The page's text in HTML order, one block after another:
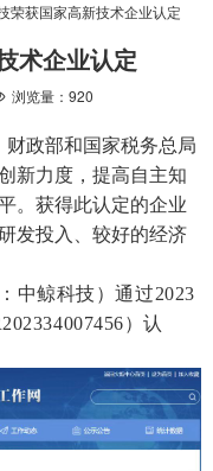
荣获国家高新技术企业认定
术企业认定
浏览量：920
政部和国家税务总局
新力度，提高自主知
。获得此认定的企业
发投入、较好的经济
中鲸科技）通过2023
）认